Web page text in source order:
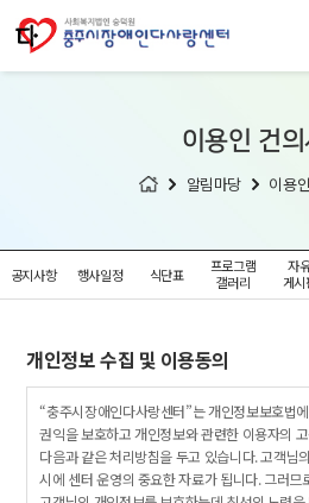
이용인 건
알림마당 이용
공지사항 행사일정 식단표
프로그램
갤러리
자
게시
개인정보 수집 및 이용동의